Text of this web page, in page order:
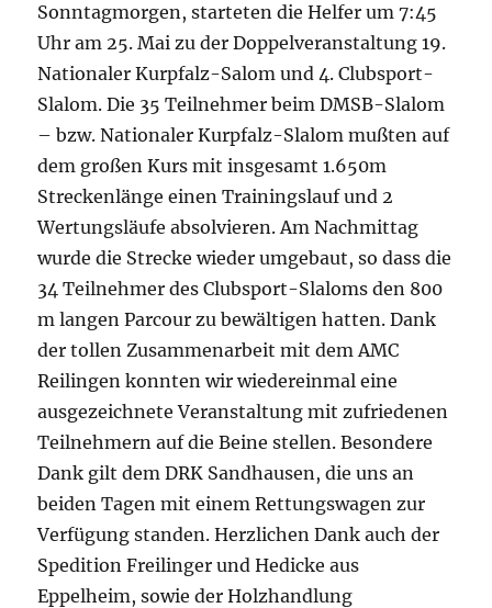
Sonntagmorgen, starteten die Helfer um 7:45
Uhr am 25. Mai zu der Doppelveranstaltung 19.
Nationaler Kurpfalz-Salom und 4. Clubsport-
Slalom. Die 35 Teilnehmer beim DMSB-Slalom
– bzw. Nationaler Kurpfalz-Slalom mußten auf
dem großen Kurs mit insgesamt 1.650m
Streckenlänge einen Trainingslauf und 2
Wertungsläufe absolvieren. Am Nachmittag
wurde die Strecke wieder umgebaut, so dass die
34 Teilnehmer des Clubsport-Slaloms den 800
m langen Parcour zu bewältigen hatten. Dank
der tollen Zusammenarbeit mit dem AMC
Reilingen konnten wir wiedereinmal eine
ausgezeichnete Veranstaltung mit zufriedenen
Teilnehmern auf die Beine stellen. Besondere
Dank gilt dem DRK Sandhausen, die uns an
beiden Tagen mit einem Rettungswagen zur
Verfügung standen. Herzlichen Dank auch der
Spedition Freilinger und Hedicke aus
Eppelheim, sowie der Holzhandlung